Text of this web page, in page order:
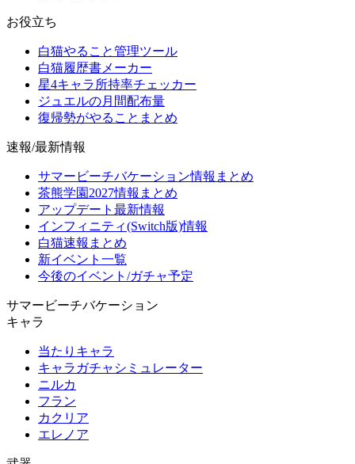
お役立ち
白猫やること管理ツール
白猫履歴書メーカー
星4キャラ所持率チェッカー
ジュエルの月間配布量
復帰勢がやることまとめ
速報/最新情報
サマービーチバケーション情報まとめ
茶熊学園2027情報まとめ
アップデート最新情報
インフィニティ(Switch版)情報
白猫速報まとめ
新イベント一覧
今後のイベント/ガチャ予定
サマービーチバケーション
キャラ
当たりキャラ
キャラガチャシミュレーター
ニルカ
フラン
カクリア
エレノア